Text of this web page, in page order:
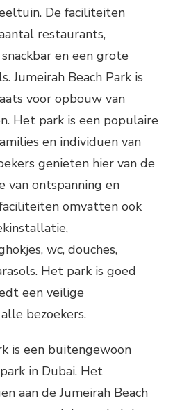
De faciliteiten
restaurants,
en een grote
Jumeirah Beach Park is
voor opbouw van
Het park is een populaire
en individuen van
genieten hier van de
van ontspanning en
omvatten ook
wc, douches,
Het park is goed
een veilige
bezoekers.
is een buitengewoon
in Dubai. Het
aan de Jumeirah Beach